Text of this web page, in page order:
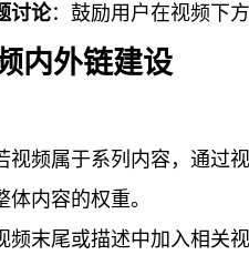
讨论：鼓励用户在视频下
内外链建设
视频属于系列内容，通过
内容的权重。
频末尾或描述中加入相关